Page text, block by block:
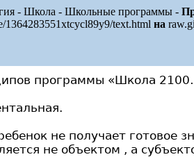
- Школа - Школьные программы -
1364283551xtcycl89y9/text.html на
программы «Школа
не получает готовое
не объектом , а